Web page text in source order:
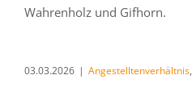
Wahrenholz und Gifhorn.
03.03.2026 | Angestelltenverhältnis,